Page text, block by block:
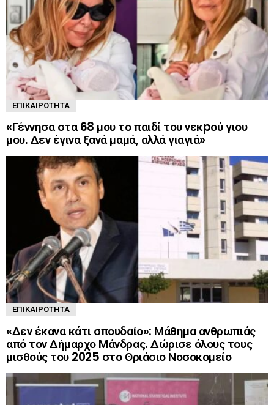
ΕΠΙΚΑΙΡΌΤΗΤΑ
«Γέννησα στα 68 μου το παιδί του νεκpού γιου
μου. Δεν έγινα ξανά μαμά, αλλά γιαγιά»
ΕΠΙΚΑΙΡΌΤΗΤΑ
«Δεν έκανα κάτι σπουδαίο»: Μάθημα ανθρωπιάς
από τον Δήμαρχο Μάνδρας. Δώρισε όλους τους
μισθούς του 2025 στο Θριάσιο Νοσοκομείο